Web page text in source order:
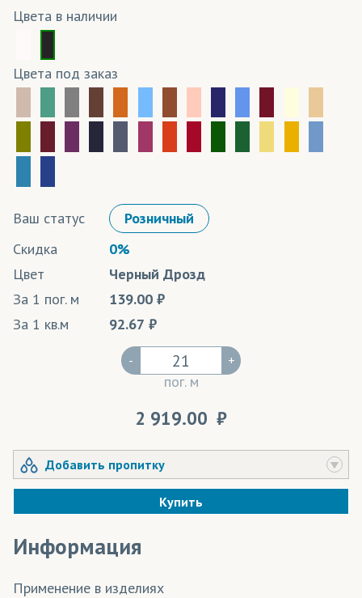
Цвета в наличии
Цвета под заказ
Ваш статус
Розничный
Скидка
0%
Цвет
Черный Дрозд
За 1 пог. м
139.00
За 1 кв.м
92.67
-
пог. м
+
2 919.00
Добавить пропитку
Купить
Информация
Применение в изделиях